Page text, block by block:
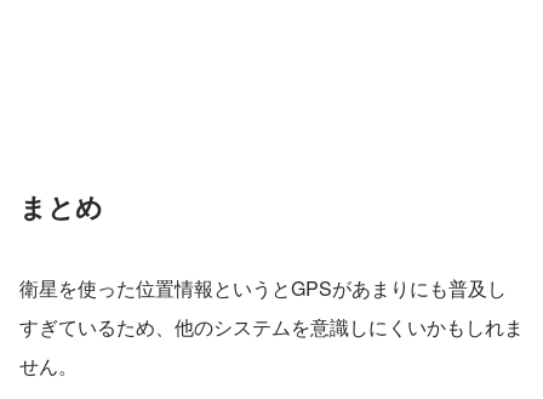
まとめ
衛星を使った位置情報というとGPSがあまりにも普及し
すぎているため、他のシステムを意識しにくいかもしれま
せん。